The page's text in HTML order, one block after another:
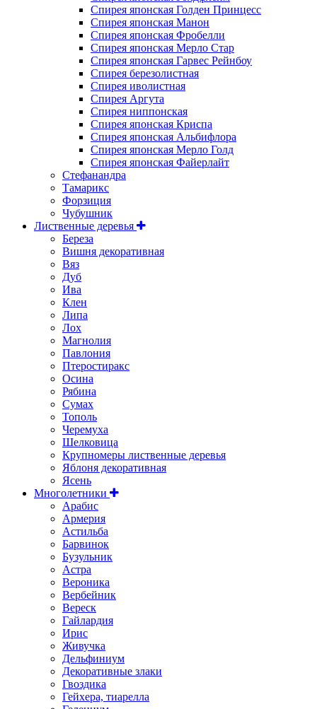
Спирея японская Голден Принцесс
Спирея японская Манон
Спирея японская Фробелли
Спирея японская Мерло Стар
Спирея японская Гарвес Рейнбоу
Спирея березолистная
Спирея иволистная
Спирея Аргута
Спирея ниппонская
Спирея японская Криспа
Спирея японская Альбифлора
Спирея японская Мерло Голд
Спирея японская Файерлайт
Стефанандра
Тамарикс
Форзиция
Чубушник
Лиственные деревья
Береза
Вишня декоративная
Вяз
Дуб
Ива
Клен
Липа
Лох
Магнолия
Павлония
Птеростиракс
Осина
Рябина
Сумах
Тополь
Черемуха
Шелковица
Крупномеры лиственные деревья
Яблоня декоративная
Ясень
Многолетники
Арабис
Армерия
Астильбa
Барвинок
Бузульник
Астра
Вероника
Вербейник
Вереск
Гайлардия
Ирис
Живучка
Дельфиниум
Декоративные злаки
Гвоздика
Гейхера, тиарелла